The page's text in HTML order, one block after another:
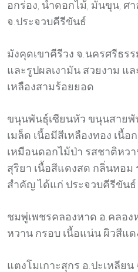
อกร่อง, น้ำดอกไม้, มันขุน, ศ
จ.ประจวบคีรีขันธ์
มังคุดเขาคีรีวง จ.นครศรีธร
และรูปผลเงามัน สวยงาม แ
เหลืองสามร้อยยอด
ขนุนพันธุ์เซียนหัว ขนุนสายพั
เมล็ด เนื้อมีสีเหลืองทอง เนื้อ
เหมือนดอกไม้ป่า รสชาติหว
สุริยา เนื้อสีแดงสด กลิ่นหอม
สำคัญ ได้แก่ ประจวบคีรีขัน
ชมพู่เพชรคลองหาด อ.คลอง
หวาน กรอบ เนื้อแน่น ผิวสีแ
แตงโมเกาะสุกร อ.ปะเหลีย